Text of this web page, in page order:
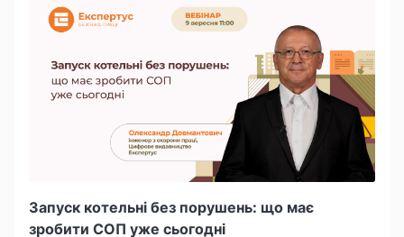
Запуск котельні без порушень: що має
зробити СОП уже сьогодні